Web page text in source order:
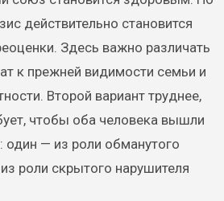
действительно становится
Здесь важно различать
к прежней видимости семьи и
Второй вариант труднее,
чтобы оба человека вышли
один — из роли обманутого
роли скрытого нарушителя